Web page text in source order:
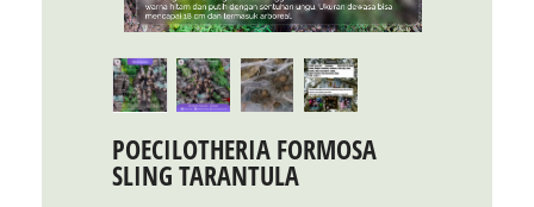
POECILOTHERIA FORMOSA
SLING TARANTULA